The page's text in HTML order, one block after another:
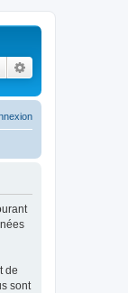
Rechercher
de
sont